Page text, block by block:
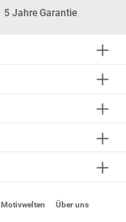
5 Jahre Garantie
Motivwelten Über uns